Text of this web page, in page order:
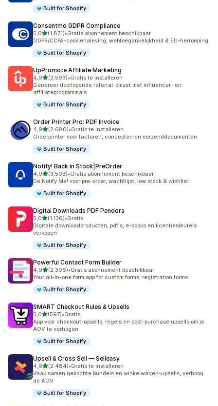
Built for Shopify
Consentmo GDPR Compliance
5,0van 5 sterren
(1.871)
1871 recensies in totaal
•Gratis abonnement beschikbaar
GDPR/CCPA-cookienaleving, webtoegankelijkheid & EU-herroeping
Built for Shopify
UpPromote Affiliate Marketing
4,9van 5 sterren
(3.593)
3593 recensies in totaal
•Gratis te installeren
Genereer doorlopende referral-omzet met influencer- en
affiliateprogramma's
Built for Shopify
Order Printer Pro: PDF Invoice
4,9van 5 sterren
(2.680)
2680 recensies in totaal
•Gratis te installeren
Orderprinter voor facturen, concepten en verzenddocumenten
Built for Shopify
Notify! Back in Stock|PreOrder
4,9van 5 sterren
(3.503)
3503 recensies in totaal
•Gratis abonnement beschikbaar
De Notify Me! voor pre-order, wachtlijst, low stock & wishlist
Built for Shopify
Digital Downloads PDF Pendora
5,0van 5 sterren
(1.136)
1136 recensies in totaal
•Gratis
Digitale downloadproducten, pdf's, e-books en licentiesleutels
verkopen
Built for Shopify
Powerful Contact Form Builder
4,9van 5 sterren
(2.306)
2306 recensies in totaal
•Gratis abonnement beschikbaar
Your all-in-one form app for custom forms, registration forms
Built for Shopify
SMART Checkout Rules & Upsells
5,0van 5 sterren
(597)
597 recensies in totaal
•Gratis
App voor checkout-upsells, regels en post-purchase upsells om je
AOV te verhogen
Built for Shopify
Upsell & Cross Sell — Selleasy
4,9van 5 sterren
(2.484)
2484 recensies in totaal
•Gratis te installeren
Vaak samen gekochte bundels en winkelwagen-upsells, verhoog
de AOV
Built for Shopify